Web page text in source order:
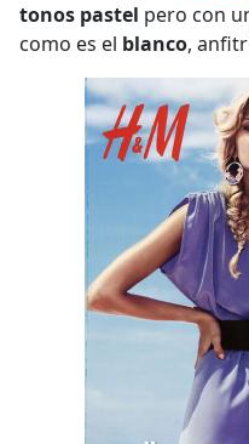
tonos pastel pero con
como es el blanco,